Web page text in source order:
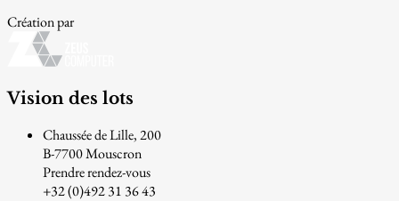
Création par
Vision des lots
Chaussée de Lille, 200
B-7700 Mouscron
Prendre rendez-vous
+32 (0)492 31 36 43